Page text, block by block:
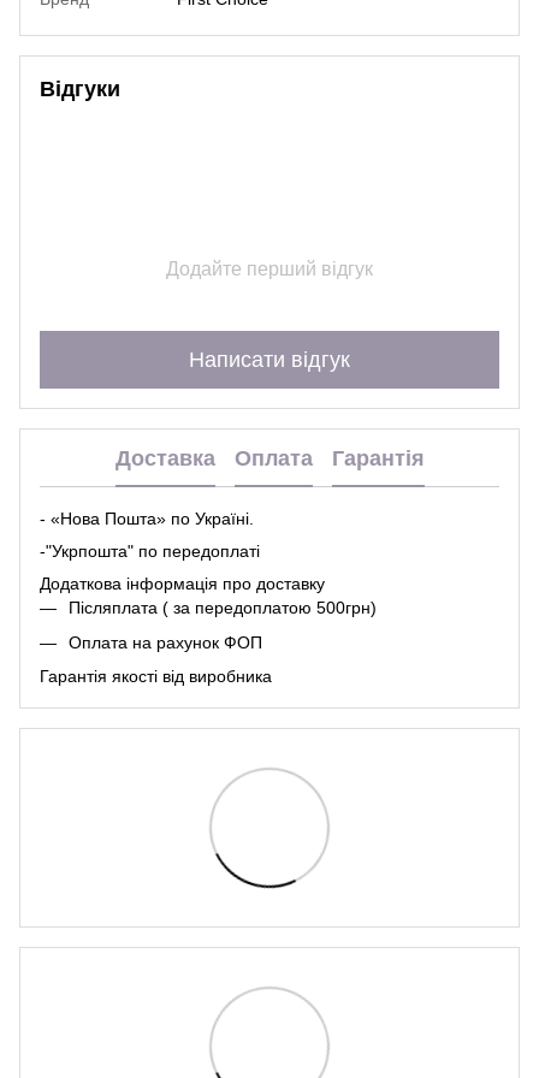
Відгуки
Додайте перший відгук
Написати відгук
Доставка Оплата Гарантія
- «Нова Пошта» по Україні.
-"Укрпошта" по передоплаті
Додаткова інформація про доставку
Післяплата ( за передоплатою 500грн)
Оплата на рахунок ФОП
Гарантія якості від виробника